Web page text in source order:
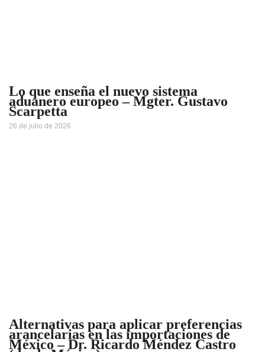
Lo que enseña el nuevo sistema
aduanero europeo – Mgter. Gustavo
Scarpetta
26 de julio de 2026
Alternativas para aplicar preferencias
arancelarias en las importaciones de
México – Dr. Ricardo Méndez Castro